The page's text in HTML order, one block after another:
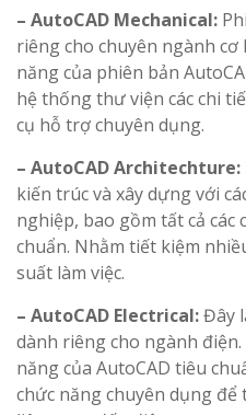
– AutoCAD Mechanical:
riêng cho chuyên ngành
năng của phiên bản
hệ thống thư viện các chi
cụ hỗ trợ chuyên dụng.
– AutoCAD Architechture:
kiến trúc và xây dựng với
nghiệp, bao gồm tất cả các
chuẩn. Nhằm tiết kiệm
suất làm việc.
– AutoCAD Electrical:Đây
dành riêng cho ngành điện.
năng của AutoCAD tiêu
chức năng chuyên dụng